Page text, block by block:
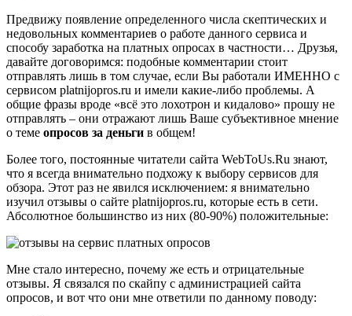
Предвижу появление определенного числа скептических и
недовольных комментариев о работе данного сервиса и
способу заработка на платных опросах в частности… Друзья,
давайте договоримся: подобные комментарии стоит
отправлять лишь в том случае, если Вы работали ИМЕННО с
сервисом platnijopros.ru и имели какие-либо проблемы. А
общие фразы вроде «всё это лохотрон и кидалово» прошу не
отправлять – они отражают лишь Ваше субъективное мнение
о теме опросов за деньги в общем!
Более того, постоянные читатели сайта WebToUs.Ru знают,
что я всегда внимательно подхожу к выбору сервисов для
обзора. Этот раз не явился исключением: я внимательно
изучил отзывы о сайте platnijopros.ru, которые есть в сети.
Абсолютное большинство из них (80-90%) положительные:
Мне стало интересно, почему же есть и отрицательные
отзывы. Я связался по скайпу с администрацией сайта
опросов, и вот что они мне ответили по данному поводу: